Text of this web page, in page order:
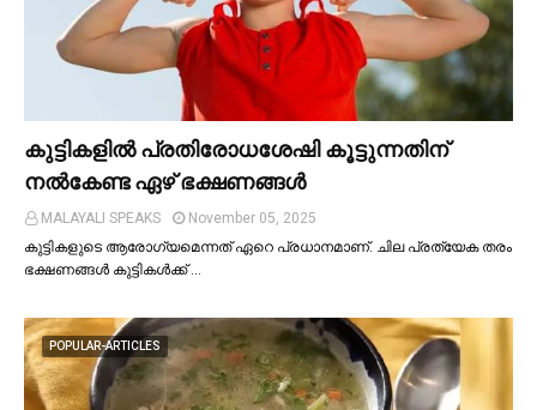
കുട്ടികളില്‍ പ്രതിരോധശേഷി കൂട്ടുന്നതിന്
നല്‍കേണ്ട ഏഴ് ഭക്ഷണങ്ങള്‍
MALAYALI SPEAKS
November 05, 2025
കുട്ടികളുടെ ആരോഗ്യമെന്നത് ഏറെ പ്രധാനമാണ്. ചില പ്രത്യേക തരം
ഭക്ഷണങ്ങള്‍ കുട്ടികള്‍ക്ക് …
POPULAR-ARTICLES